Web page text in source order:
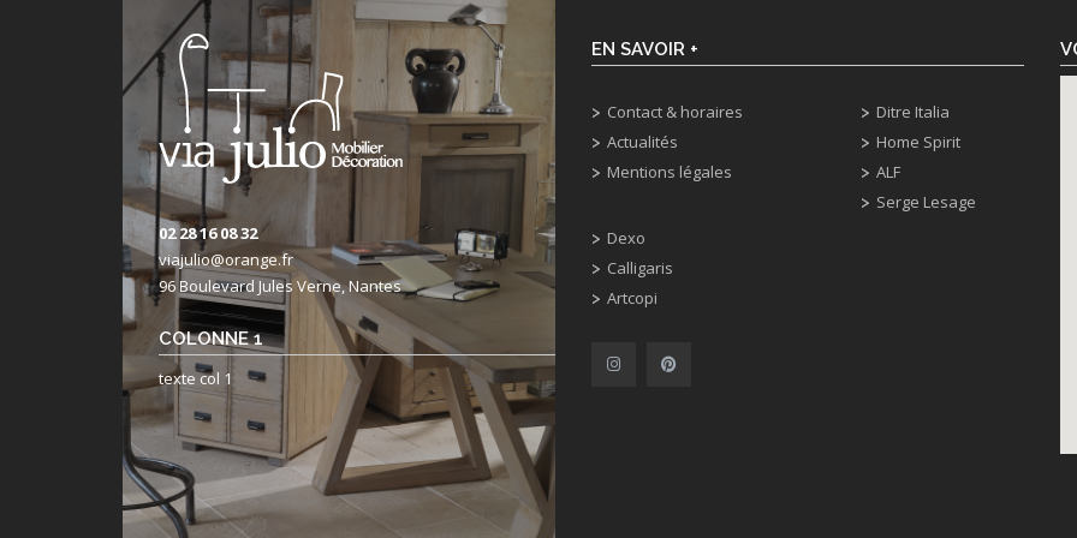
02 28 16 08 32
viajulio@orange.fr
96 Boulevard Jules Verne, Nantes
COLONNE 1
texte col 1
EN SAVOIR +
Contact & horaires
Actualités
Mentions légales
Dexo
Calligaris
Artcopi
Ditre Italia
Home Spirit
ALF
Serge Lesage